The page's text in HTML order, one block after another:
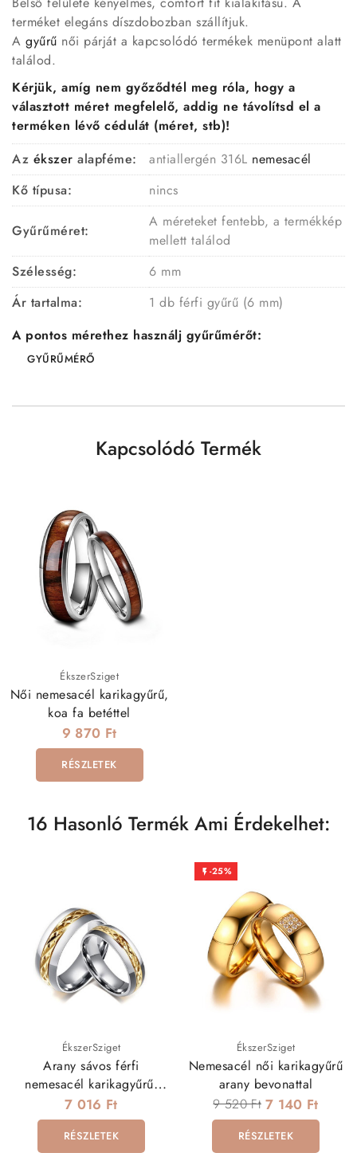
terméket elegáns díszdobozban szállítjuk.
A gyűrű női párját a kapcsolódó termékek menüpont alatt
találod.
Kérjük, amíg nem győződtél meg róla, hogy a
választott méret megfelelő, addig ne távolítsd el a
terméken lévő cédulát (méret, stb)!
Az ékszer alapféme: antiallergén 316L nemesacél
Kő típusa:
nincs
Gyűrűméret:
A méreteket fentebb, a termékkép
mellett találod
Szélesség:
6 mm
Ár tartalma:
1 db férfi gyűrű (6 mm)
A pontos mérethez használj gyűrűmérőt:
GYŰRŰMÉRŐ
Kapcsolódó Termék
ÉkszerSziget
Női nemesacél karikagyűrű,
koa fa betéttel
9 870 Ft
RÉSZLETEK
16 Hasonló Termék Ami Érdekelhet:
ÉkszerSziget
Arany sávos férfi
nemesacél karikagyűrű,
rombusz mintával
7 016 Ft
RÉSZLETEK
 -25%
ÉkszerSziget
Nemesacél női karikagyűrű
arany bevonattal
9 520 Ft 7 140 Ft
RÉSZLETEK